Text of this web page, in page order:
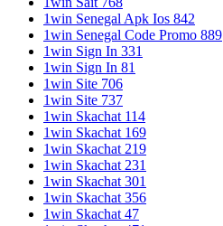
1win Senegal Apk Ios 842
1win Senegal Code Promo 889
1win Sign In 331
1win Sign In 81
1win Site 706
1win Site 737
1win Skachat 114
1win Skachat 169
1win Skachat 219
1win Skachat 231
1win Skachat 301
1win Skachat 356
1win Skachat 47